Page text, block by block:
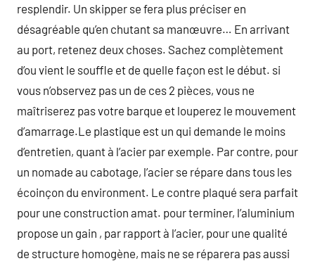
resplendir. Un skipper se fera plus préciser en
désagréable qu’en chutant sa manœuvre… En arrivant
au port, retenez deux choses. Sachez complètement
d’ou vient le souffle et de quelle façon est le début. si
vous n’observez pas un de ces 2 pièces, vous ne
maîtriserez pas votre barque et louperez le mouvement
d’amarrage.Le plastique est un qui demande le moins
d’entretien, quant à l’acier par exemple. Par contre, pour
un nomade au cabotage, l’acier se répare dans tous les
écoinçon du environment. Le contre plaqué sera parfait
pour une construction amat. pour terminer, l’aluminium
propose un gain , par rapport à l’acier, pour une qualité
de structure homogène, mais ne se réparera pas aussi